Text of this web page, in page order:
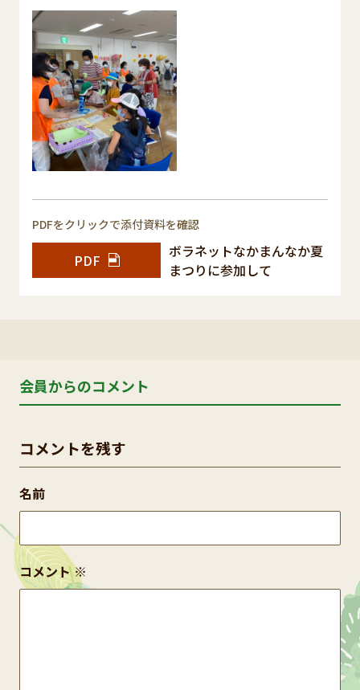
PDFをクリックで添付資料を確認
PDF
ボラネットなかまんなか夏
まつりに参加して
会員からのコメント
コメントを残す
コメント※
名前